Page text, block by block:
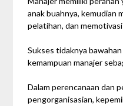
anak buahnya, kemudian
pelatihan, dan
Sukses tidaknya
kemampuan manajer
Dalam perencanaan dan
pengorganisasian,